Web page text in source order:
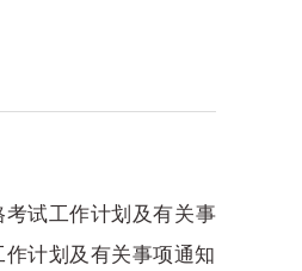
试工作计划及有关事
计划及有关事项通知